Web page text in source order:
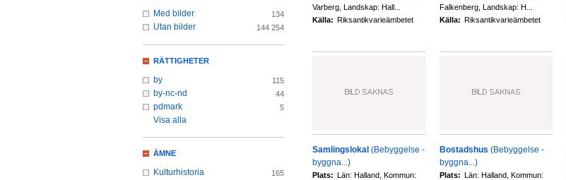
Varberg, Landskap: Hall...
Källa: Riksantikvarieämbetet
Falkenberg, Landskap: H...
Källa: Riksantikvarieämbetet
Samlingslokal (Bebyggelse -
byggna...)
Plats: Län: Halland, Kommun:
Bostadshus (Bebyggelse -
byggna...)
Plats: Län: Halland, Kommun:
Med bilder 134
Utan bilder 144 254
RÄTTIGHETER
by 115
by-nc-nd 44
pdmark 5
Visa alla
ÄMNE
Kulturhistoria 165